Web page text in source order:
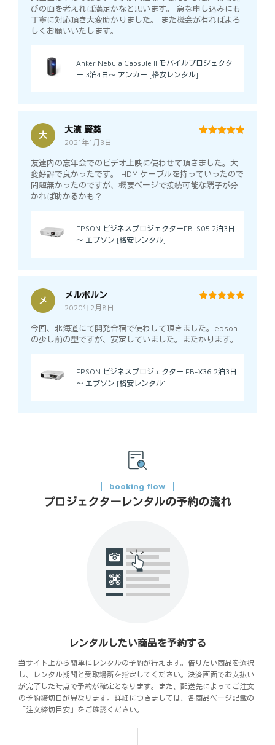
びの面を考えれば満足かなと思います。 急な申し込みにも
丁寧に対応頂き大変助かりました。 また機会が有ればよろ
しくお願いいたします。
Anker Nebula Capsule II モバイルプロジェクタ
ー 3泊4日～ アンカー [格安レンタル]
大
大濱 賢葵
2021年1月3日
友達内の忘年会でのビデオ上映に使わせて頂きました。大
変好評で良かったです。 HDMIケーブルを持っていったので
問題無かったのですが、概要ページで接続可能な端子が分
かれば助かるかも？
EPSON ビジネスプロジェクターEB-S05 2泊3日
～ エプソン [格安レンタル]
メ
メルボルン
2020年2月8日
今回、北海道にて開発合宿で使わして頂きました。epson
の少し前の型ですが、安定していました。またかります。
EPSON ビジネスプロジェクター EB-X36 2泊3日
～ エプソン [格安レンタル]
booking flow
プロジェクターレンタルの予約の流れ
レンタルしたい商品を予約する
当サイト上から簡単にレンタルの予約が行えます。借りたい商品を選択
し、レンタル期間と受取場所を指定してください。決済画面でお支払い
が完了した時点で予約が確定となります。また、配送先によってご注文
の予約締切日が異なります。詳細につきましては、各商品ページ記載の
「注文締切目安」をご確認ください。